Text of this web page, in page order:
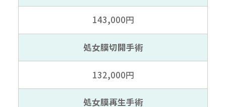
143,000円
処女膜切開手術
132,000円
処女膜再生手術